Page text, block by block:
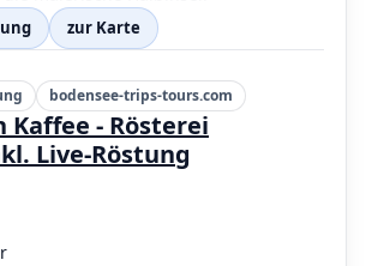
zur Karte
bodensee-trips-tours.com
Kaffee - Rösterei
Live-Röstung